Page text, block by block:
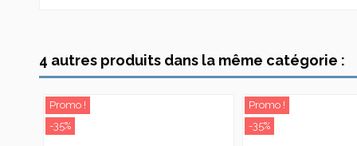
Type produit
Couleur
Série
Caesar se distingue depuis sa création pour sa spécialisation
en mesure de satisfaire divers segments de marché et est
concepteur.
Caesar a toujours massivement investi dans la recherche, le
personnes et de l’environnement, pour des destinations
Aujourd’hui Caesar, avec une production annuelle de plus de
4 autres produits dans la même catégorie :
Promo !
-35%
Promo !
-35%